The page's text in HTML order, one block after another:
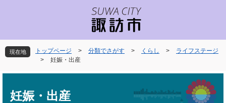
先
頭
を
飛
現在地 トップページ > 分類でさがす > くらし >
ライフステージ
>
妊娠・出産
妊娠・出産